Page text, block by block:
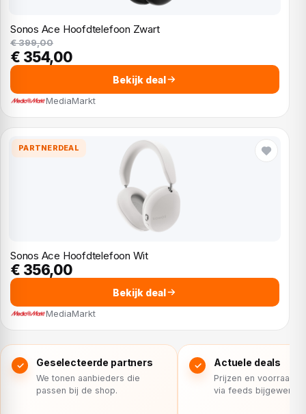
Sonos Ace Hoofdtelefoon Zwart
€ 399,00
€ 354,00
Bekijk deal
MediaMarkt
PARTNERDEAL
Sonos Ace Hoofdtelefoon Wit
€ 356,00
Bekijk deal
MediaMarkt
Geselecteerde partners
We tonen aanbieders die
passen bij de shop.
Actuele deals
Prijzen en voorraad
via feeds bijgewerkt.